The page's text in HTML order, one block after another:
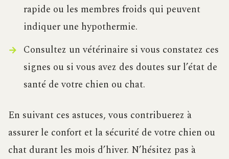
rapide ou les membres froids qui peuvent
indiquer une hypothermie.
Consultez un vétérinaire si vous constatez ces
signes ou si vous avez des doutes sur l’état de
santé de votre chien ou chat.
En suivant ces astuces, vous contribuerez à
assurer le confort et la sécurité de votre chien ou
chat durant les mois d’hiver. N’hésitez pas à